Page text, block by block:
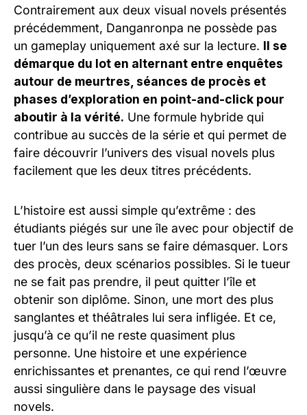
Contrairement aux deux visual novels présentés
précédemment, Danganronpa ne possède pas
un gameplay uniquement axé sur la lecture. Il se
démarque du lot en alternant entre enquêtes
autour de meurtres, séances de procès et
phases d’exploration en point-and-click pour
aboutir à la vérité. Une formule hybride qui
contribue au succès de la série et qui permet de
faire découvrir l’univers des visual novels plus
facilement que les deux titres précédents.
L’histoire est aussi simple qu’extrême : des
étudiants piégés sur une île avec pour objectif de
tuer l’un des leurs sans se faire démasquer. Lors
des procès, deux scénarios possibles. Si le tueur
ne se fait pas prendre, il peut quitter l’île et
obtenir son diplôme. Sinon, une mort des plus
sanglantes et théâtrales lui sera infligée. Et ce,
jusqu’à ce qu’il ne reste quasiment plus
personne. Une histoire et une expérience
enrichissantes et prenantes, ce qui rend l’œuvre
aussi singulière dans le paysage des visual
novels.